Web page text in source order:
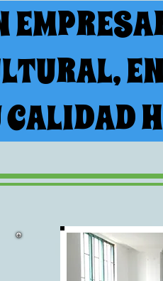
CALIDAD